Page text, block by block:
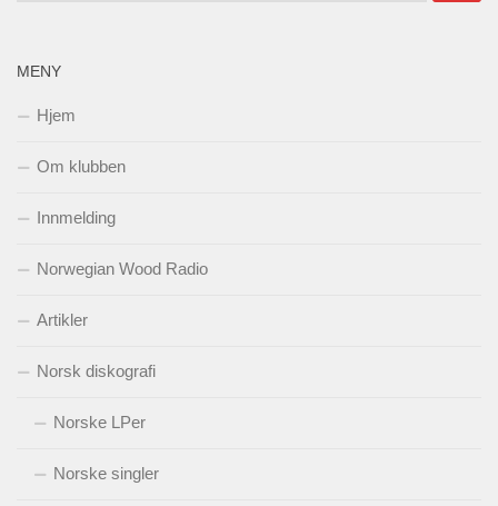
MENY
Hjem
Om klubben
Innmelding
Norwegian Wood Radio
Artikler
Norsk diskografi
Norske LPer
Norske singler